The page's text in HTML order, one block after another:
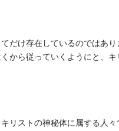
だけ存在しているのではあ
から従っていくようにと、
リストの神秘体に属する人